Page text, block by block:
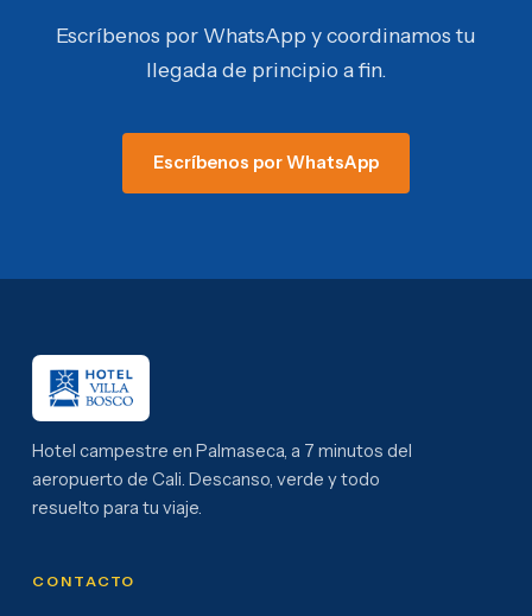
Escríbenos por WhatsApp y coordinamos tu
llegada de principio a fin.
Escríbenos por WhatsApp
Hotel campestre en Palmaseca, a 7 minutos del
aeropuerto de Cali. Descanso, verde y todo
resuelto para tu viaje.
CONTACTO